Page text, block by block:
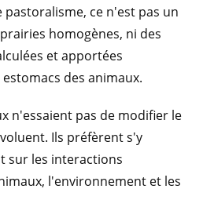
pastoralisme, ce n'est pas un
homogènes, ni des
et apportées
des animaux.
n'essaient pas de modifier le
Ils préfèrent s'y
sur les interactions
l'environnement et les